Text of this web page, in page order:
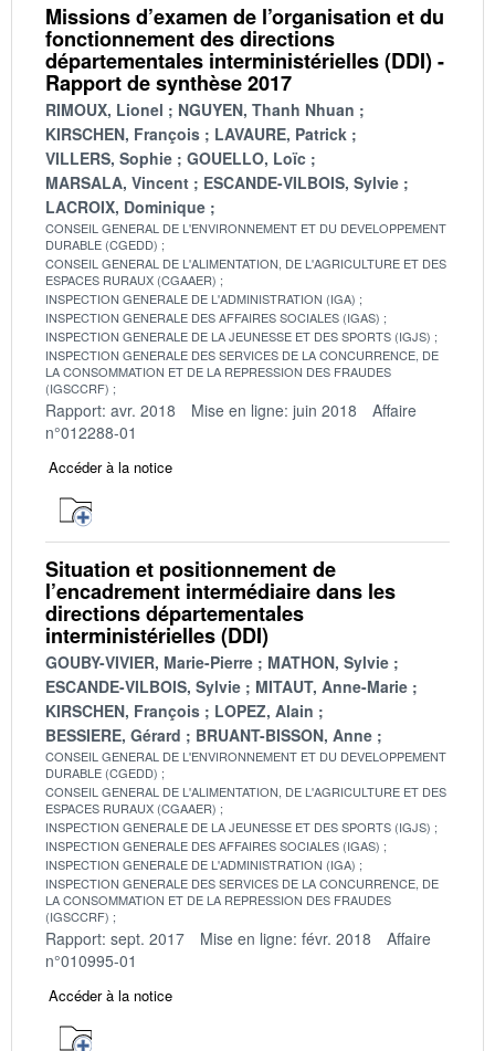
Missions d’examen de l’organisation et du
fonctionnement des directions
départementales interministérielles (DDI) -
Rapport de synthèse 2017
RIMOUX, Lionel
NGUYEN, Thanh Nhuan
KIRSCHEN, François
LAVAURE, Patrick
VILLERS, Sophie
GOUELLO, Loïc
MARSALA, Vincent
ESCANDE-VILBOIS, Sylvie
LACROIX, Dominique
CONSEIL GENERAL DE L'ENVIRONNEMENT ET DU DEVELOPPEMENT
DURABLE (CGEDD)
CONSEIL GENERAL DE L'ALIMENTATION, DE L'AGRICULTURE ET DES
ESPACES RURAUX (CGAAER)
INSPECTION GENERALE DE L'ADMINISTRATION (IGA)
INSPECTION GENERALE DES AFFAIRES SOCIALES (IGAS)
INSPECTION GENERALE DE LA JEUNESSE ET DES SPORTS (IGJS)
INSPECTION GENERALE DES SERVICES DE LA CONCURRENCE, DE
LA CONSOMMATION ET DE LA REPRESSION DES FRAUDES
(IGSCCRF)
Rapport: avr. 2018 Mise en ligne: juin 2018
Affaire
n°012288-01
Accéder à la notice
Situation et positionnement de
l’encadrement intermédiaire dans les
directions départementales
interministérielles (DDI)
GOUBY-VIVIER, Marie-Pierre
MATHON, Sylvie
ESCANDE-VILBOIS, Sylvie
MITAUT, Anne-Marie
KIRSCHEN, François
LOPEZ, Alain
BESSIERE, Gérard
BRUANT-BISSON, Anne
CONSEIL GENERAL DE L'ENVIRONNEMENT ET DU DEVELOPPEMENT
DURABLE (CGEDD)
CONSEIL GENERAL DE L'ALIMENTATION, DE L'AGRICULTURE ET DES
ESPACES RURAUX (CGAAER)
INSPECTION GENERALE DE LA JEUNESSE ET DES SPORTS (IGJS)
INSPECTION GENERALE DES AFFAIRES SOCIALES (IGAS)
INSPECTION GENERALE DE L'ADMINISTRATION (IGA)
INSPECTION GENERALE DES SERVICES DE LA CONCURRENCE, DE
LA CONSOMMATION ET DE LA REPRESSION DES FRAUDES
(IGSCCRF)
Rapport: sept. 2017 Mise en ligne: févr. 2018
Affaire
n°010995-01
Accéder à la notice